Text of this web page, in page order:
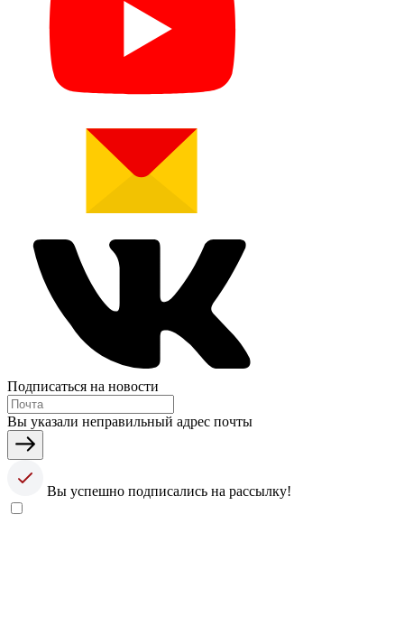
Подписаться на новости
Вы указали неправильный адрес почты
Вы успешно подписались на рассылку!